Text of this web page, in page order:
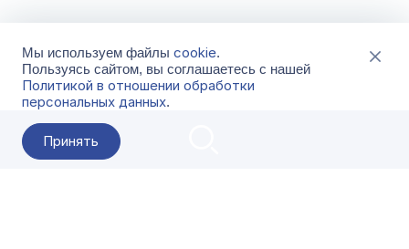
Мы используем файлы cookie.
Пользуясь сайтом, вы соглашаетесь с нашей
Политикой в отношении обработки
персональных данных.
Принять